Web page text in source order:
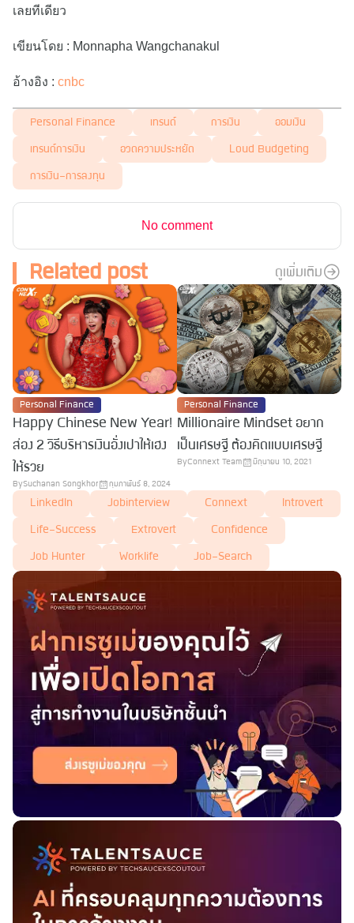
เลยทีเดียว
เขียนโดย : Monnapha Wangchanakul
อ้างอิง : cnbc
Personal Finance เทรนด์ การเงิน ออมเงิน
เทรนด์การเงิน อวดความประหยัด Loud Budgeting
การเงิน-การลงทุน
No comment
Related post ดูเพิ่มเติม
Personal Finance
Happy Chinese New Year!
ส่อง 2 วิธีบริหารเงินอั่งเปาให้เฮง
ให้รวย
BySuchanan Songkhor กุมภาพันธ์ 8, 2024
Personal Finance
Millionaire Mindset อยาก
เป็นเศรษฐี ต้องคิดแบบเศรษฐี
ByConnext Team มิถุนายน 10, 2021
LinkedIn Jobinterview Connext Introvert
Life-Success Extrovert Confidence
Job Hunter Worklife Job-Search